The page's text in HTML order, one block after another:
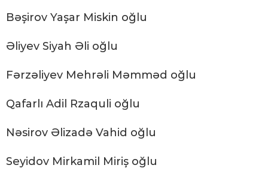
Bəşirov Yaşar Miskin oğlu
Əliyev Siyah Əli oğlu
Fərzəliyev Mehrəli Məmməd oğlu
Qafarlı Adil Rzaquli oğlu
Nəsirov Əlizadə Vahid oğlu
Seyidov Mirkamil Miriş oğlu